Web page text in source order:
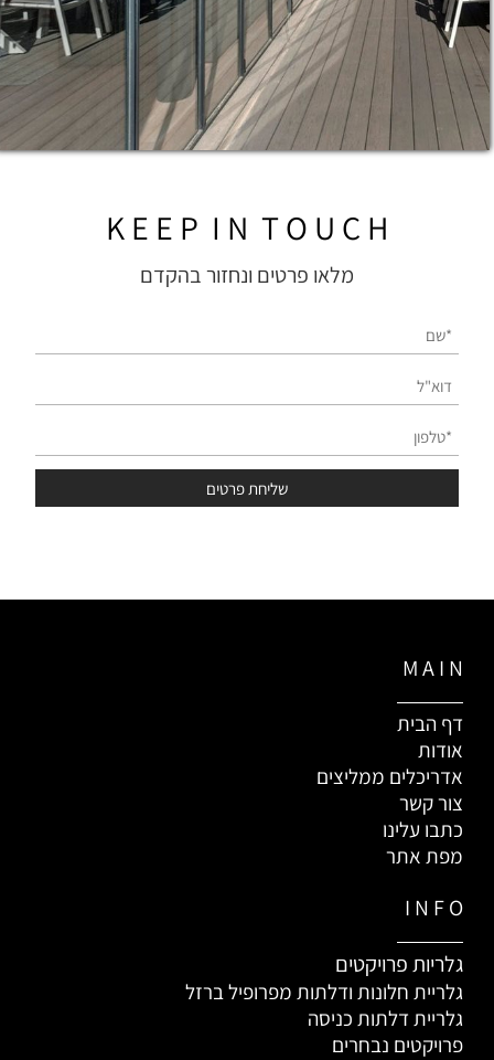
K E E P I N T O U C H
מלאו פרטים ונחזור בהקדם
M A I N
דף הבית
אודות
אדריכלים ממליצים
צור קשר
כתבו עלינו
מפת אתר
I N F O
גלריות פרויקטים
גלריית חלונות ודלתות מפרופיל ברזל
גלריית דלתות כניסה
פרויקטים נבחרים